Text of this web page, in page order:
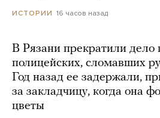
ИСТОРИИ 16 часов назад
В Рязани прекратили дело
полицейских, сломавших
Год назад ее задержали,
за закладчицу, когда она
цветы